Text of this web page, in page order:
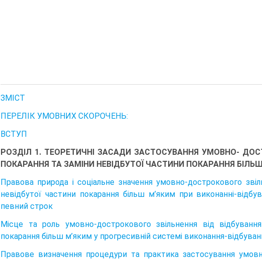
ЗМІСТ
ПЕРЕЛІК УМОВНИХ СКОРОЧЕНЬ:
ВСТУП
РОЗДІЛ 1. ТЕОРЕТИЧНІ ЗАСАДИ ЗАСТОСУВАННЯ УМОВНО-
ПОКАРАННЯ ТА ЗАМІНИ НЕВІДБУТОЇ ЧАСТИНИ ПОКАРАННЯ
Правова природа і соціальне значення умовно-дострокового
невідбутої частини покарання більш м’яким при виконанні-
певний строк
Місце та роль умовно-дострокового звільнення від
покарання більш м’яким у прогресивній системі виконання-
Правове визначення процедури та практика застосування